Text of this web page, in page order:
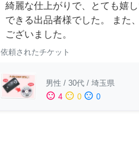
綺麗な仕上がりで、とても嬉
できる出品者様でした。 また
ございました。
依頼されたチケット
男性 / 30代 / 埼玉県
sentiment_satisfied 4 sentiment_neutral 0 sentiment_dissatisfied 0